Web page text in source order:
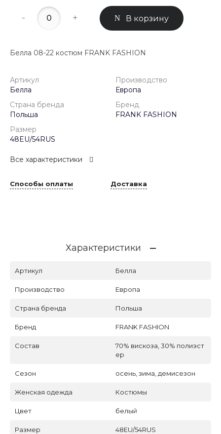
- + В корзину
Белла 08-22 костюм FRANK FASHION
Артикул
Белла
Производство
Европа
Страна бренда
Польша
Бренд
FRANK FASHION
Размер
48EU/54RUS
Все характеристики
Способы оплаты Доставка
Характеристики
Артикул Белла
Производство Европа
Страна бренда Польша
Бренд FRANK FASHION
Состав
70% вискоза, 30% полиэст
ер
Сезон осень, зима, демисезон
Женская одежда Костюмы
Цвет белый
Размер 48EU/54RUS